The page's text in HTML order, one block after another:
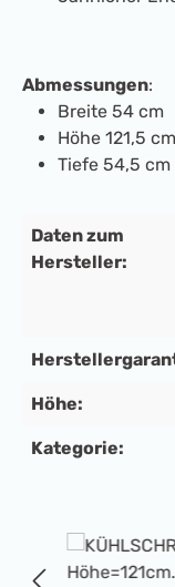
Bildergalerie
Abmessungen:
Breite 54 cm
Höhe 121,5 cm
Tiefe 54,5 cm
Daten zum
Hersteller:
Höhe:
Kategorie: